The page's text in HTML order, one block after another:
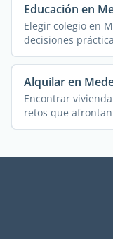
Educación en
Elegir colegio en
decisiones
Alquilar en
Encontrar
retos que